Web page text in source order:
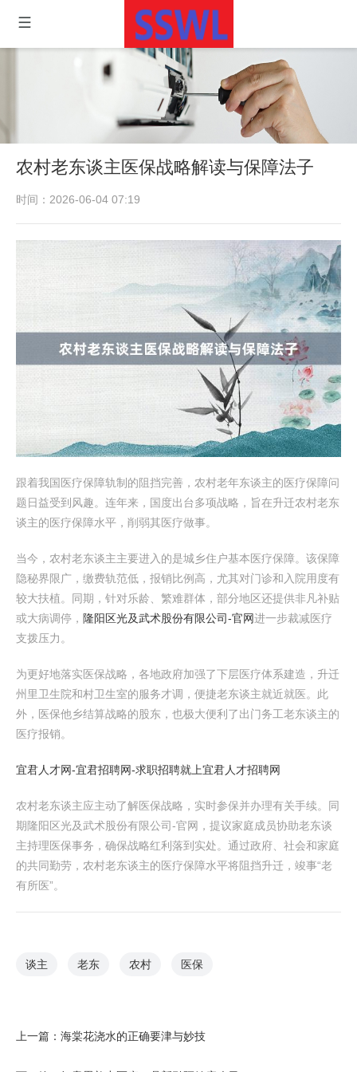
农村老东谈主医保战略解读与保障法子
时间：2026-06-04 07:19
跟着我国医疗保障轨制的阻挡完善，农村老年东谈主的医疗保障问
题日益受到风趣。连年来，国度出台多项战略，旨在升迁农村老东
谈主的医疗保障水平，削弱其医疗做事。
当今，农村老东谈主主要进入的是城乡住户基本医疗保障。该保障
隐秘界限广，缴费轨范低，报销比例高，尤其对门诊和入院用度有
较大扶植。同期，针对乐龄、繁难群体，部分地区还提供非凡补贴
或大病调停， 隆阳区光及武术股份有限公司-官网进一步裁减医疗
支拨压力。
为更好地落实医保战略，各地政府加强了下层医疗体系建造，升迁
州里卫生院和村卫生室的服务才调，便捷老东谈主就近就医。此
外，医保他乡结算战略的股东，也极大便利了出门务工老东谈主的
医疗报销。
宜君人才网-宜君招聘网-求职招聘就上宜君人才招聘网
农村老东谈主应主动了解医保战略，实时参保并办理有关手续。同
期隆阳区光及武术股份有限公司-官网，提议家庭成员协助老东谈
主持理医保事务，确保战略红利落到实处。通过政府、社会和家庭
的共同勤劳，农村老东谈主的医疗保障水平将阻挡升迁，竣事“老
有所医”。
谈主 老东 农村 医保
上一篇： 海棠花浇水的正确要津与妙技